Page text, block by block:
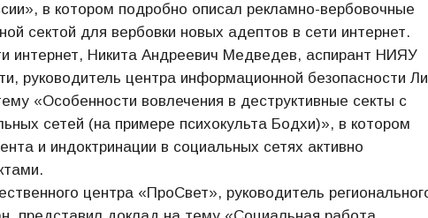
в котором подробно описал рекламно-вербовочные
сектой для вербовки новых адептов в сети интернет.
интернет, Никита Андреевич Медведев, аспирант НИЯУ
руководитель центра информационной безопасности
«Особенности вовлечения в деструктивные секты с
сетей (на примере психокульта Бодхи)», в котором
и индоктринации в социальных сетях активно
центра «ПроСвет», руководитель